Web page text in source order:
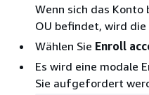
Wenn sich das
OU befindet, wird
Wählen Sie Enroll
Es wird eine modale
Sie aufgefordert